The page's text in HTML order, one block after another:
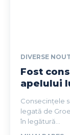
DIVERSE
Fost
apelului
Consecințele
legată de
în legătură...